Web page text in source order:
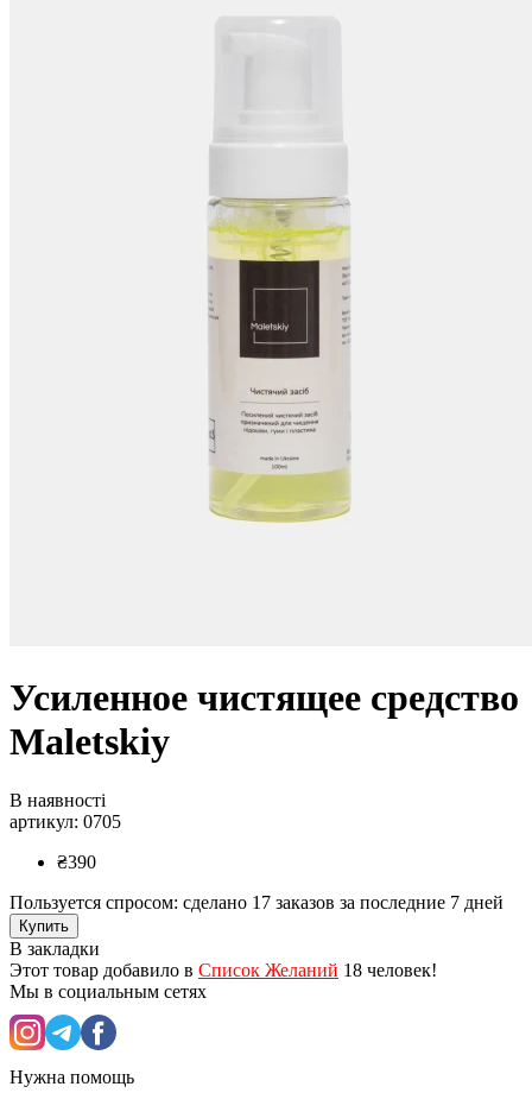
Усиленное чистящее средство
Maletskiy
В наявності
артикул: 0705
₴390
Пользуется спросом: сделано 17 заказов за последние 7 дней
Купить
В закладки
Этот товар добавило в Список Желаний 18 человек!
Мы в социальным сетях
Нужна помощь